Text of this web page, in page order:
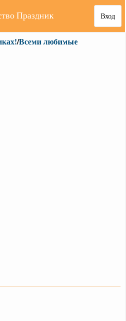
Вход
Праздник
/Всеми любимые